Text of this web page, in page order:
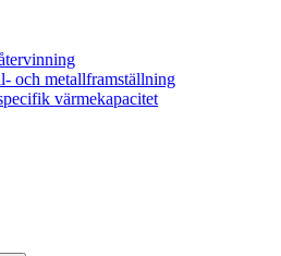
och metallframställning
värmekapacitet